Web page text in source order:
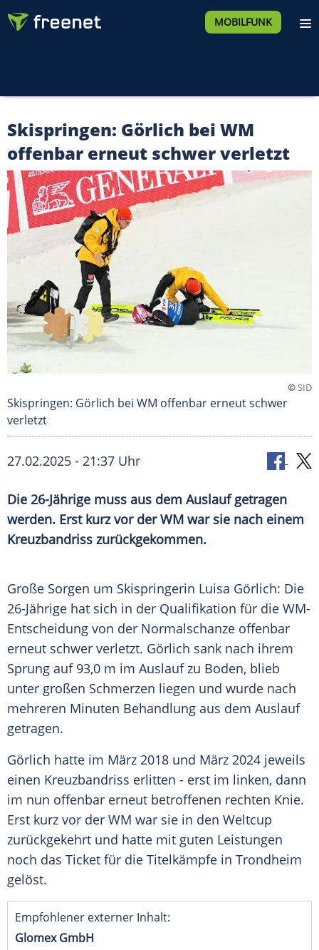
MOBILFUNK
Skispringen: Görlich bei WM
offenbar erneut schwer verletzt
©SID
Skispringen: Görlich bei WM offenbar erneut schwer
verletzt
27.02.2025 - 21:37 Uhr
Die 26-Jährige muss aus dem Auslauf getragen
werden. Erst kurz vor der WM war sie nach einem
Kreuzbandriss zurückgekommen.
Große Sorgen um Skispringerin Luisa Görlich: Die
26-Jährige hat sich in der Qualifikation für die WM-
Entscheidung von der Normalschanze offenbar
erneut schwer verletzt. Görlich sank nach ihrem
Sprung auf 93,0 m im Auslaufzu Boden, blieb
unter großen Schmerzen liegen und wurde nach
mehreren Minuten Behandlung aus dem Auslauf
getragen.
Görlich hatte im März 2018 und März 2024 jeweils
einen Kreuzbandriss erlitten - erst im linken, dann
im nun offenbar erneut betroffenen rechten Knie.
Erst kurz vor der WM war sie in den Weltcup
zurückgekehrt und hatte mit guten Leistungen
noch das Ticket für die Titelkämpfe in Trondheim
gelöst.
Empfohlener externer Inhalt:
Glomex GmbH